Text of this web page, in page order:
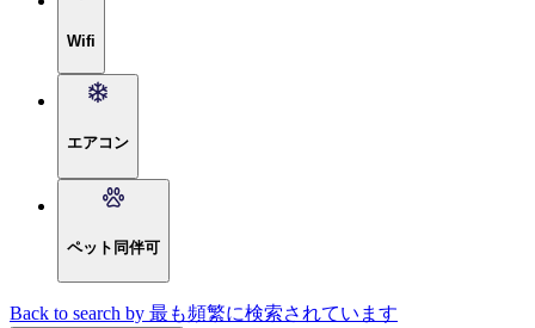
Wifi
エアコン
ペット同伴可
Back to search by 最も頻繁に検索されています